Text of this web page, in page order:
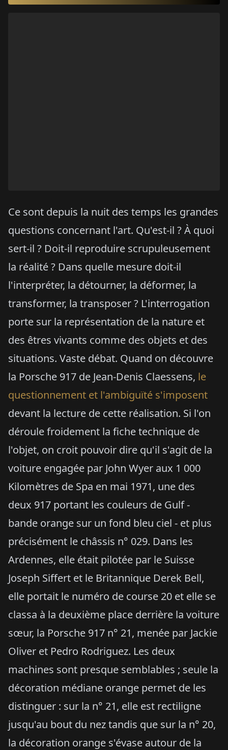
Ce sont depuis la nuit des temps les grandes
questions concernant l'art. Qu'est-il ? À quoi
sert-il ? Doit-il reproduire scrupuleusement
la réalité ? Dans quelle mesure doit-il
l'interpréter, la détourner, la déformer, la
transformer, la transposer ? L'interrogation
porte sur la représentation de la nature et
des êtres vivants comme des objets et des
situations. Vaste débat. Quand on découvre
la Porsche 917 de Jean-Denis Claessens, le
questionnement et l'ambiguïté s'imposent
devant la lecture de cette réalisation. Si l'on
déroule froidement la fiche technique de
l'objet, on croit pouvoir dire qu'il s'agit de la
voiture engagée par John Wyer aux 1 000
Kilomètres de Spa en mai 1971, une des
deux 917 portant les couleurs de Gulf -
bande orange sur un fond bleu ciel - et plus
précisément le châssis n° 029. Dans les
Ardennes, elle était pilotée par le Suisse
Joseph Siffert et le Britannique Derek Bell,
elle portait le numéro de course 20 et elle se
classa à la deuxième place derrière la voiture
sœur, la Porsche 917 n° 21, menée par Jackie
Oliver et Pedro Rodriguez. Les deux
machines sont presque semblables ; seule la
décoration médiane orange permet de les
distinguer : sur la n° 21, elle est rectiligne
jusqu'au bout du nez tandis que sur la n° 20,
la décoration orange s'évase autour de la